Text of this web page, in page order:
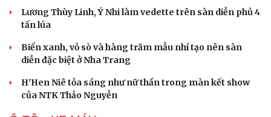
Văn hóa
Sân khấu - Điện ảnh
Âm nhạc
Di sản
Giải trí
Sao Việt
Lương Thùy Linh, Ý Nhi làm vedette trên sàn diễn phủ 4
tấn lúa
Biển xanh, vỏ sò và hàng trăm mẫu nhí tạo nên sàn
diễn đặc biệt ở Nha Trang
H'Hen Niê tỏa sáng như nữ thần trong màn kết show
của NTK Thảo Nguyễn